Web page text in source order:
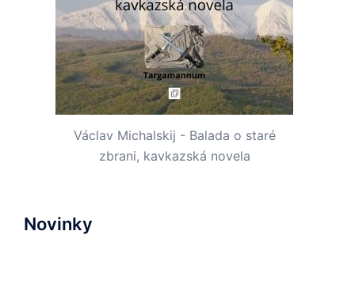
Václav Michalskij - Balada o staré
zbrani, kavkazská novela
Novinky